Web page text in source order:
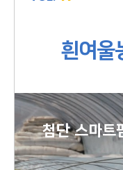
흰여울
첨단 스마트